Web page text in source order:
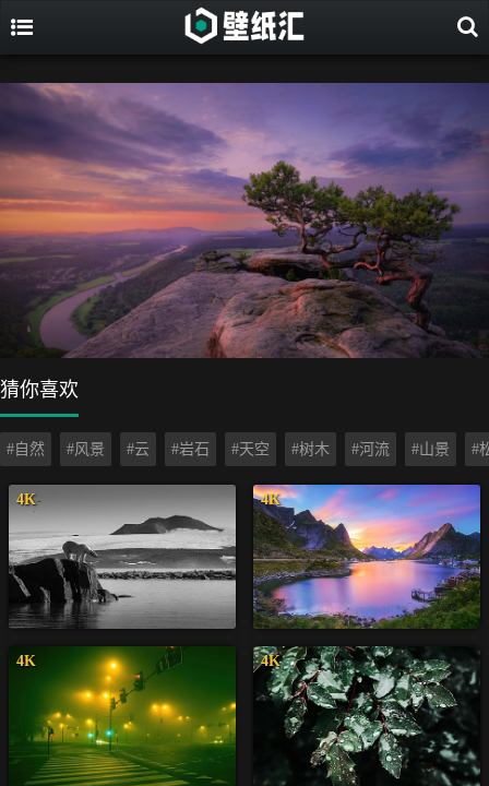
猜你喜欢
#自然 #风景 #云 #岩石 #天空 #树木 #河流 #山景 #
4K 4K
4K 4K